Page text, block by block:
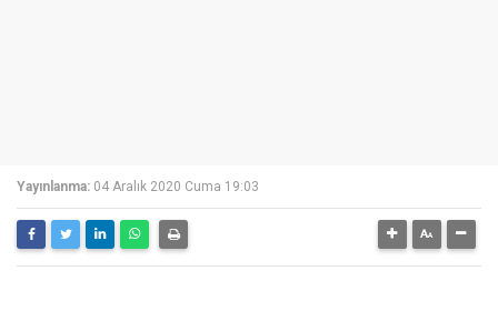
Yayınlanma: 04 Aralık 2020 Cuma 19:03